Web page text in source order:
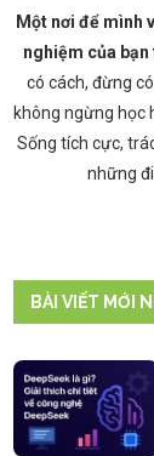
Một nơi để mình
nghiệm của bạn
có cách, đừng
không ngừng học
Sống tích cực,
những
BÀI VIẾT MỚI